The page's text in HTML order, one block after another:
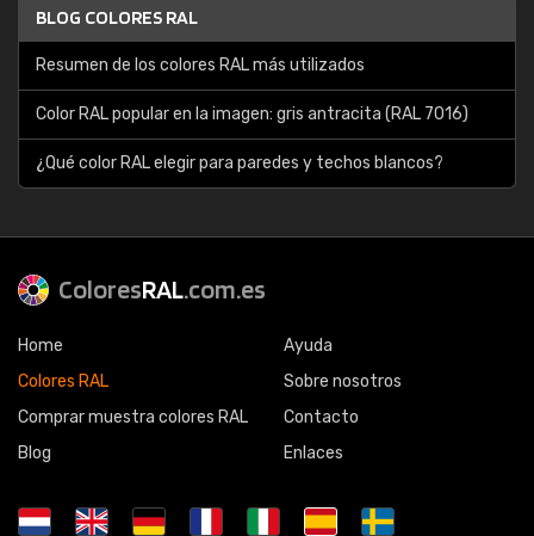
BLOG COLORES RAL
Resumen de los colores RAL más utilizados
Color RAL popular en la imagen: gris antracita (RAL 7016)
¿Qué color RAL elegir para paredes y techos blancos?
ColoresRAL.com.es
Home
Colores RAL
Comprar muestra colores RAL
Blog
Ayuda
Sobre nosotros
Contacto
Enlaces